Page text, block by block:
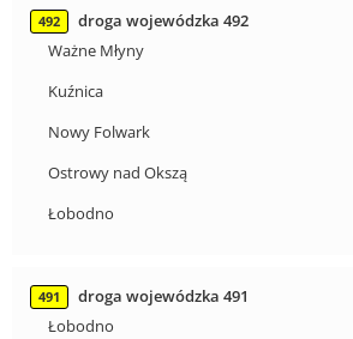
492
droga wojewódzka 492
Ważne Młyny
Kuźnica
Nowy Folwark
Ostrowy nad Okszą
Łobodno
491
droga wojewódzka 491
Łobodno